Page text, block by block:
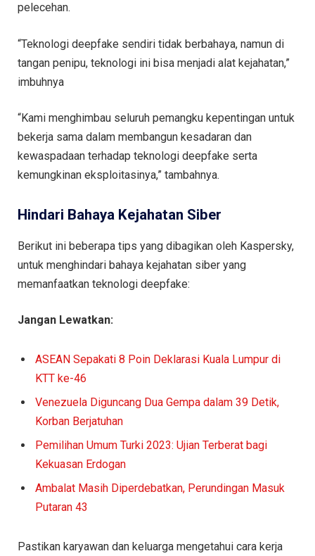
pelecehan.
“Teknologi deepfake sendiri tidak berbahaya, namun di
tangan penipu, teknologi ini bisa menjadi alat kejahatan,”
imbuhnya
“Kami menghimbau seluruh pemangku kepentingan untuk
bekerja sama dalam membangun kesadaran dan
kewaspadaan terhadap teknologi deepfake serta
kemungkinan eksploitasinya,” tambahnya.
Hindari Bahaya Kejahatan Siber
Berikut ini beberapa tips yang dibagikan oleh Kaspersky,
untuk menghindari bahaya kejahatan siber yang
memanfaatkan teknologi deepfake:
Jangan Lewatkan:
ASEAN Sepakati 8 Poin Deklarasi Kuala Lumpur di
KTT ke-46
Venezuela Diguncang Dua Gempa dalam 39 Detik,
Korban Berjatuhan
Pemilihan Umum Turki 2023: Ujian Terberat bagi
Kekuasan Erdogan
Ambalat Masih Diperdebatkan, Perundingan Masuk
Putaran 43
Pastikan karyawan dan keluarga mengetahui cara kerja